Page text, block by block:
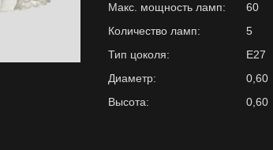
Макс. мощность ламп:
60
Количество ламп:
5
Тип цоколя:
E27
Диаметр:
0,60
Высота:
0,60